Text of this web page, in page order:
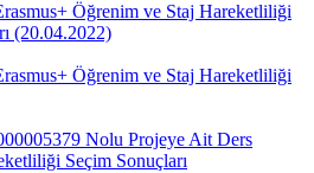
Öğrenim ve Staj Hareketliliği
(20.04.2022)
Öğrenim ve Staj Hareketliliği
Nolu Projeye Ait Ders
Seçim Sonuçları